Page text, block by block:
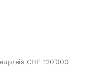
CHF 120'000